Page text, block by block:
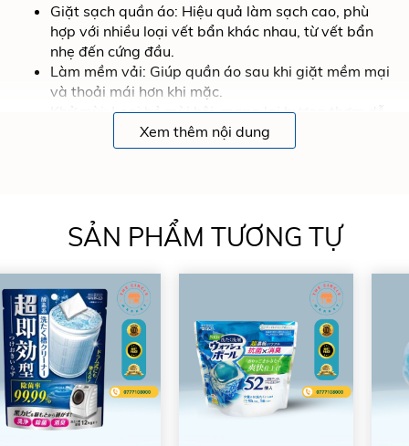
Giặt sạch quần áo: Hiệu quả làm sạch cao, phù
hợp với nhiều loại vết bẩn khác nhau, từ vết bẩn
nhẹ đến cứng đầu.
Làm mềm vải: Giúp quần áo sau khi giặt mềm mại
và thoải mái hơn khi mặc.
Khử mùi: Loại bỏ mùi hôi, mang lại hương thơm dễ
chịu và lâu dài.
Tiện lợi: Chỉ cần một viên cho mỗi lần giặt, không
Dễ sử dụng: Dạng viên tiện lợi, không cần đo lường.
Tiết kiệm thời gian: Kết hợp 3 tính năng trong 1
sản phẩm, giúp tiết kiệm thời gian giặt giũ.
Thân thiện với môi trường: Sản phẩm không chứa
các hóa chất độc hại, an toàn cho người sử dụng
và môi trường.
Hiệu quả cao: Hoạt động hiệu quả trong nước lạnh,
giúp tiết kiệm năng lượng.
Hướng Dẫn Sử Dụng
Xem thêm nội dung
SẢN PHẨM TƯƠNG TỰ